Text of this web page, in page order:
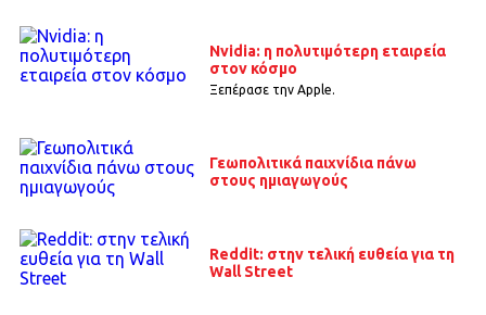
Nvidia: η πολυτιμότερη εταιρεία
στον κόσμο
Ξεπέρασε την Apple.
Γεωπολιτικά παιχνίδια πάνω
στους ημιαγωγούς
Reddit: στην τελική ευθεία για τη
Wall Street